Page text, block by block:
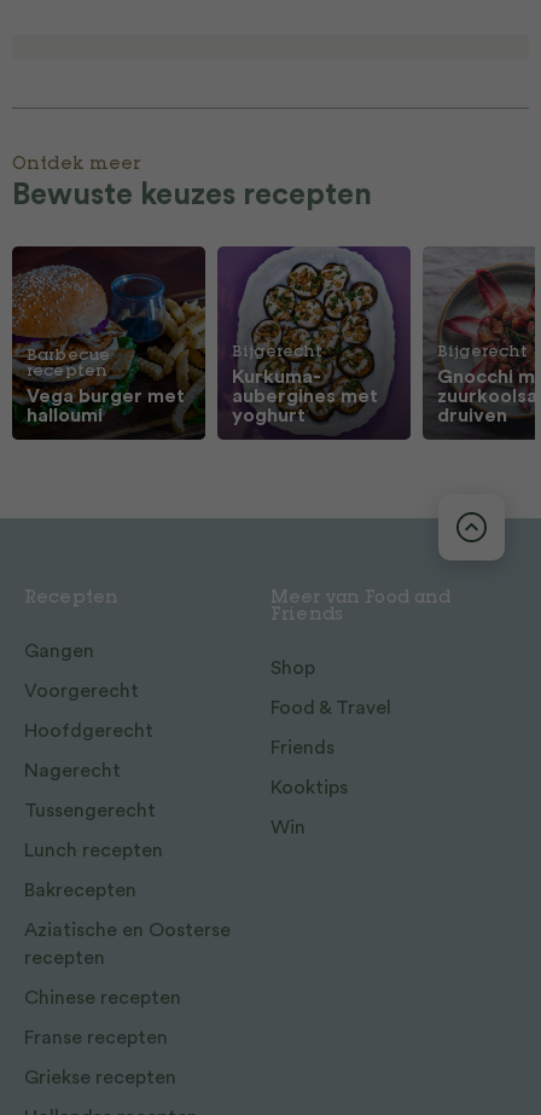
Ontdek meer
Bewuste keuzes recepten
Barbecue
recepten
Vega burger met
halloumi
Bijgerecht
Kurkuma-
aubergines met
yoghurt
Bijgerecht
Gnocchi
druiven
Recepten
Gangen
Voorgerecht
Hoofdgerecht
Nagerecht
Tussengerecht
Lunch recepten
Bakrecepten
Aziatische en Oosterse
recepten
Chinese recepten
Franse recepten
Griekse recepten
Meer van Food and
Friends
Shop
Food & Travel
Friends
Kooktips
Win